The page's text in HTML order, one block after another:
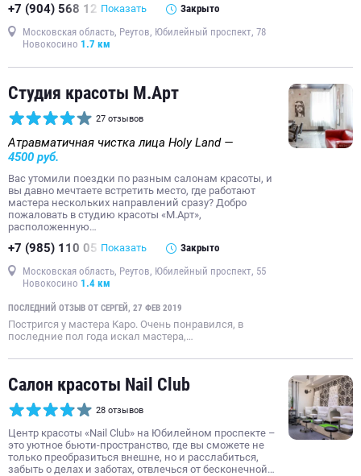
ламинирование бровей
детская парикмахерская
комбинированный маникюр
уход за кожей
аппаратная косметология
детский маникюр
чистка лица
+7 (904) 568 12 Показать Закрыто
Московская область, Реутов, Юбилейный проспект, 78
Новокосино 1.7 км
Студия красоты М.Aрт
27 отзывов
Атравматичная чистка лица Holy Land —
4500 руб.
Вас утомили поездки по разным салонам красоты, и
вы давно мечтаете встретить место, где работают
мастера нескольких направлений сразу? Добро
пожаловать в студию красоты «М.Aрт»,
расположенную…
+7 (985) 110 05 Показать Закрыто
Московская область, Реутов, Юбилейный проспект, 55
Новокосино 1.4 км
ПОСЛЕДНИЙ ОТЗЫВ ОТ СЕРГЕЙ, 27 ФЕВ 2019
Постригся у мастера Каро. Очень понравился, в
последние пол года искал мастера,…
Салон красоты Nail Club
28 отзывов
Центр красоты «Nail Club» на Юбилейном проспекте –
это уютное бьюти-пространство, где вы сможете не
только преобразиться внешне, но и расслабиться,
забыть о делах и заботах, отвлечься от бесконечной…